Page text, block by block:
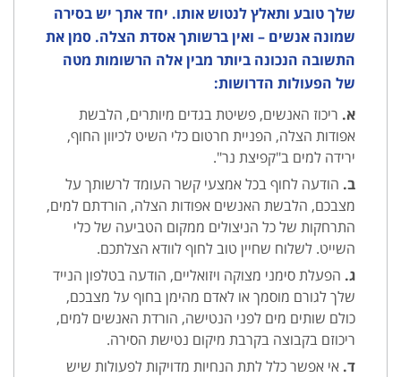
שלך טובע ותאלץ לנטוש אותו. יחד אתך יש בסירה
שמונה אנשים – ואין ברשותך אסדת הצלה. סמן את
התשובה הנכונה ביותר מבין אלה הרשומות מטה
של הפעולות הדרושות:
א. ריכוז האנשים, פשיטת בגדים מיותרים, הלבשת
אפודות הצלה, הפניית חרטום כלי השיט לכיוון החוף,
ירידה למים ב"קפיצת נר".
ב. הודעה לחוף בכל אמצעי קשר העומד לרשותך על
מצבכם, הלבשת האנשים אפודות הצלה, הורדתם למים,
התרחקות של כל הניצולים ממקום הטביעה של כלי
השייט. לשלוח שחיין טוב לחוף לוודא הצלתכם.
ג. הפעלת סימני מצוקה ויזואליים, הודעה בטלפון הנייד
שלך לגורם מוסמך או לאדם מהימן בחוף על מצבכם,
כולם שותים מים לפני הנטישה, הורדת האנשים למים,
ריכוזם בקבוצה בקרבת מיקום נטישת הסירה.
ד. אי אפשר כלל לתת הנחיות מדויקות לפעולות שיש